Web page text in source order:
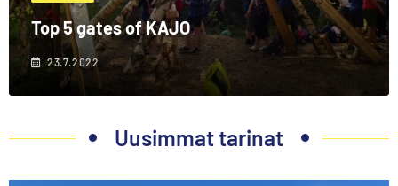
Top 5 gates of KAJO
23.7.2022
Uusimmat tarinat